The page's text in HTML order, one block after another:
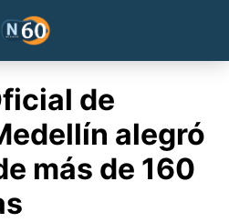
de
alegró
más de 160